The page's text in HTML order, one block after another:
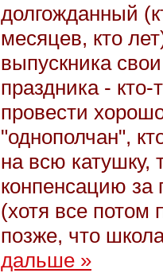
долгожданный
месяцев, кто
выпускника
праздника - кто-
провести
"однополчан",
на всю катушку,
конпенсацию за
(хотя все потом
позже, что
дальше »